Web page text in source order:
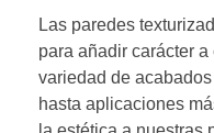
Las paredes
para añadir carácter
variedad de
hasta aplicaciones